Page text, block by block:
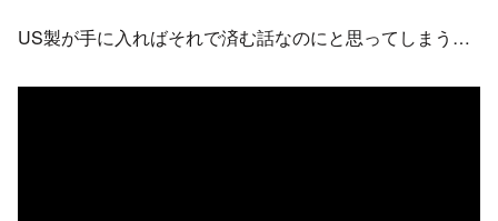
US製が手に入ればそれで済む話なのにと思ってしまう…